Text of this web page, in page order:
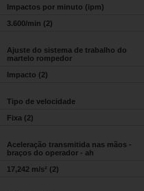
Impactos por minuto (ipm)
3.600/min (2)
Ajuste do sistema de trabalho do
martelo rompedor
Impacto (2)
Tipo de velocidade
Fixa (2)
Aceleração transmitida nas mãos -
braços do operador - ah
17,242 m/s² (2)